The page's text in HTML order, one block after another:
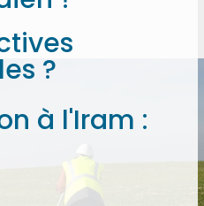
?
à l'Iram :